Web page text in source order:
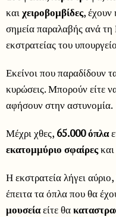
καιχειροβομβίδες, έχουν
σημεία παραλαβής ανά
εκστρατείας του
Εκείνοι που παραδίδουν
κυρώσεις. Μπορούν είτε
αφήσουν στην αστυνομία.
Μέχρι χθες, 65.000 όπλα
εκατομμύριο σφαίρεςκαι
Η εκστρατεία λήγει αύριο,
έπειτα τα όπλα που θα
μουσείαείτε θα